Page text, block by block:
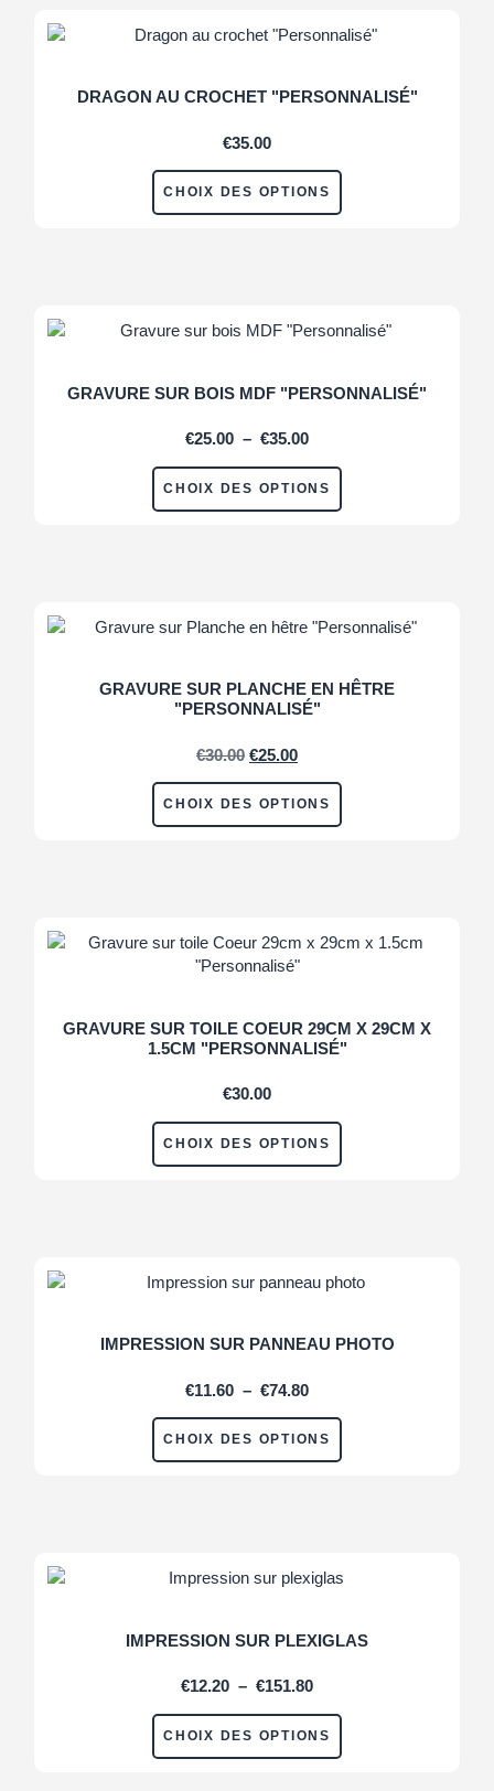
DRAGON AU CROCHET "PERSONNALISÉ"
€35.00
CHOIX DES OPTIONS
GRAVURE SUR BOIS MDF "PERSONNALISÉ"
€25.00 – €35.00
CHOIX DES OPTIONS
GRAVURE SUR PLANCHE EN HÊTRE
"PERSONNALISÉ"
€30.00 €25.00
CHOIX DES OPTIONS
GRAVURE SUR TOILE COEUR 29CM X 29CM X
1.5CM "PERSONNALISÉ"
€30.00
CHOIX DES OPTIONS
IMPRESSION SUR PANNEAU PHOTO
€11.60 – €74.80
CHOIX DES OPTIONS
IMPRESSION SUR PLEXIGLAS
€12.20 – €151.80
CHOIX DES OPTIONS